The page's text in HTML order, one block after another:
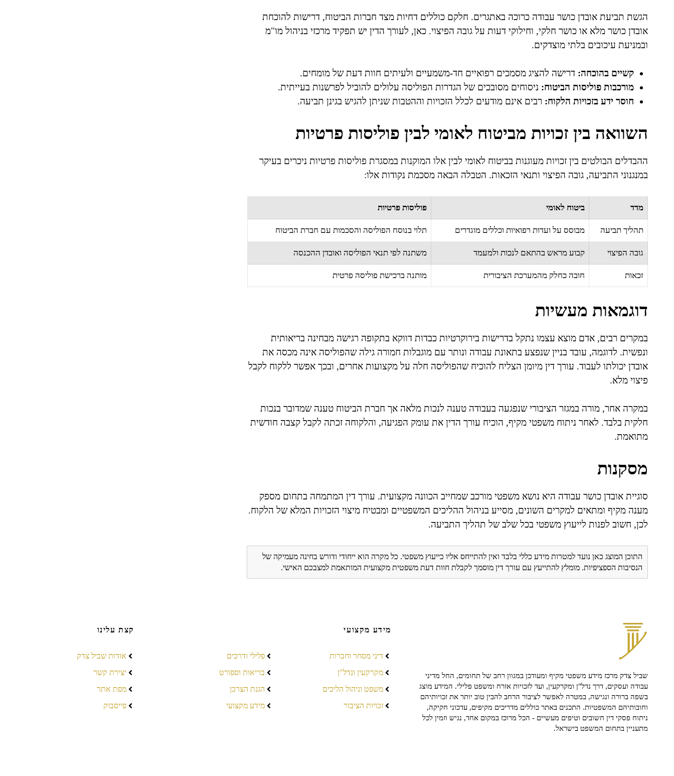
הגשת תביעת אובדן כושר עבודה כרוכה באתגרים. חלקם כוללים דחיות מצד חברות הביטוח, דרישות להוכחת
אובדן כושר מלא או כושר חלקי, וחילוקי דעות על גובה הפיצוי. כאן, לעורך הדין יש תפקיד מרכזי בניהול מו"מ
ובמניעת עיכובים בלתי מוצדקים.
קשיים בהוכחה: דרישה להציג מסמכים רפואיים חד-משמעיים ולעיתים חוות דעת של מומחים.
מורכבות פוליסות הביטוח: ניסוחים מסובכים של הגדרות הפוליסה עלולים להוביל לפרשנות בעייתית.
חוסר ידע בזכויות הלקוח: רבים אינם מודעים לכלל הזכויות וההטבות שניתן להגיש בגינן תביעה.
השוואה בין זכויות מביטוח לאומי לבין פוליסות פרטיות
ההבדלים הבולטים בין זכויות מעוגנות בביטוח לאומי לבין אלו המוקנות במסגרת פוליסות פרטיות ניכרים בעיקר
במנגנוני התביעה, גובה הפיצוי ותנאי הזכאות. הטבלה הבאה מסכמת נקודות אלו:
מדד ביטוח לאומי פוליסות פרטיות
תהליך תביעה מבוסס על ועדות רפואיות וכללים מוגדרים תלוי בנוסח הפוליסה והסכמות עם חברת הביטוח
גובה הפיצוי קבוע מראש בהתאם לנכות ולמעמד משתנה לפי תנאי הפוליסה ואובדן ההכנסה
זכאות חובה כחלק מהמערכת הציבורית מותנה ברכישת פוליסה פרטית
דוגמאות מעשיות
במקרים רבים, אדם מוצא עצמו נתקל בדרישות בירוקרטיות כבדות דווקא בתקופה רגישה מבחינה בריאותית
ונפשית. לדוגמה, עובד בניין שנפצע בתאונת עבודה ונותר עם מוגבלות חמורה גילה שהפוליסה אינה מכסה את
אובדן יכולתו לעבוד. עורך דין מיומן הצליח להוכיח שהפוליסה חלה על מקצועות אחרים, ובכך אפשר ללקוח לקבל
פיצוי מלא.
במקרה אחר, מורה במגזר הציבורי שנפגעה בעבודה טענה לנכות מלאה אך חברת הביטוח טענה שמדובר בנכות
חלקית בלבד. לאחר ניתוח משפטי מקיף, הוכיח עורך הדין את עומק הפגיעה, והלקוחה זכתה לקבל קצבה חודשית
מתואמת.
מסקנות
סוגיית אובדן כושר עבודה היא נושא משפטי מורכב שמחייב הכוונה מקצועית. עורך דין המתמחה בתחום מספק
מענה מקיף ומתאים למקרים השונים, מסייע בניהול ההליכים המשפטיים ומבטיח מיצוי הזכויות המלא של הלקוח.
לכן, חשוב לפנות לייעוץ משפטי בכל שלב של תהליך התביעה.
התוכן המוצג כאן נועד למטרות מידע כללי בלבד ואין להתייחס אליו כייעוץ משפטי. כל מקרה הוא ייחודי ודורש בחינה מעמיקה של
הנסיבות הספציפיות. מומלץ להתייעץ עם עורך דין מוסמך לקבלת חוות דעת משפטית מקצועית המותאמת למצבכם האישי.
שביל צדק מרכז מידע משפטי מקיף ומעודכן במגוון רחב של תחומים, החל מדיני
עבודה ועסקים, דרך נדל"ן ומקרקעין, ועד לזכויות אזרח ומשפט פלילי. המידע מוצג
בשפה ברורה ונגישה, במטרה לאפשר לציבור הרחב להבין טוב יותר את זכויותיהם
וחובותיהם המשפטיות. התכנים באתר כוללים מדריכים מקיפים, עדכוני חקיקה,
ניתוח פסקי דין חשובים וטיפים מעשיים - הכל מרוכז במקום אחד, נגיש וזמין לכל
מתעניין בתחום המשפט בישראל.
מידע מקצועי
דיני מסחר וחברות
מקרקעין ונדל"ן
משפט וניהול הליכים
זכויות הציבור
פלילי ודרכים
בריאות וספורט
הגנת הצרכן
מידע מקצועי
קצת עלינו
אודות שביל צדק
יצירת קשר
מפת אתר
פייסבוק